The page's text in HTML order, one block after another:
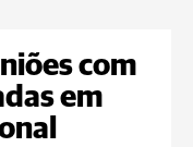
com
em